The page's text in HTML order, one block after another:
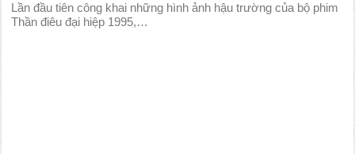
Lần đầu tiên công khai những hình ảnh hậu trường của bộ phim
Thần điêu đại hiệp 1995,…